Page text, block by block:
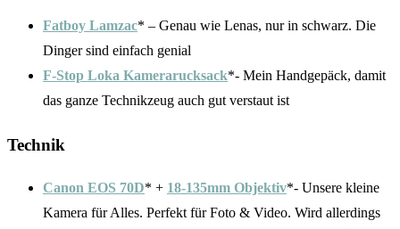
Fatboy Lamzac* – Genau wie Lenas, nur in schwarz. Die
Dinger sind einfach genial
F-Stop Loka Kamerarucksack*- Mein Handgepäck, damit
das ganze Technikzeug auch gut verstaut ist
Technik
Canon EOS 70D* + 18-135mm Objektiv*- Unsere kleine
Kamera für Alles. Perfekt für Foto & Video. Wird allerdings